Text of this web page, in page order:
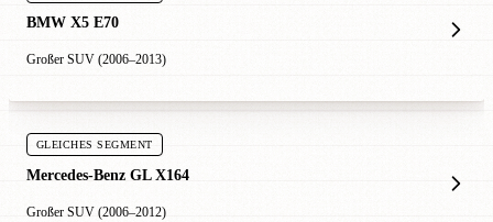
BMW X5 E70
Großer SUV (2006–2013)
GLEICHES SEGMENT
Mercedes-Benz GL X164
Großer SUV (2006–2012)